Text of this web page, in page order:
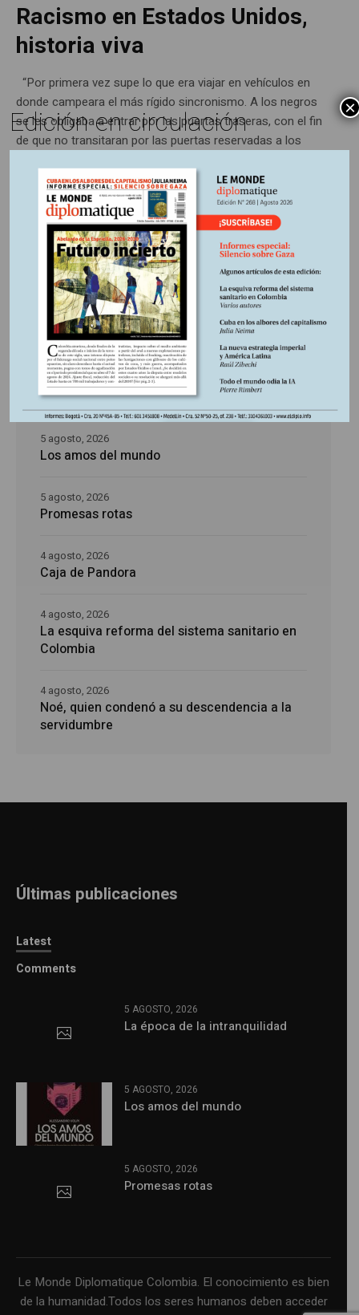
Racismo en Estados Unidos,
historia viva
“Por primera vez supe lo que era viajar en vehículos en
donde campeara el más rígido sincronismo. A los negros
se les obligaba a entrar por las puertas traseras, con el fin
de que no transitaran por las puertas reservadas a los
penetró al...
Últimas publicaciones
La época de la intranquilidad
5 agosto, 2026
Los amos del mundo
5 agosto, 2026
Promesas rotas
5 agosto, 2026
Caja de Pandora
4 agosto, 2026
La esquiva reforma del sistema sanitario en
Colombia
4 agosto, 2026
Noé, quien condenó a su descendencia a la
servidumbre
4 agosto, 2026
Últimas publicaciones
Latest
Comments
5 AGOSTO, 2026
La época de la intranquilidad
5 AGOSTO, 2026
Los amos del mundo
5 AGOSTO, 2026
Promesas rotas
Le Monde Diplomatique Colombia. El conocimiento es bien
de la humanidad.Todos los seres humanos deben acceder
Edición en circulación ×